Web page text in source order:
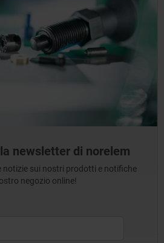
newsletter di norelem
notizie sui nostri prodotti e notifiche
negozio online!